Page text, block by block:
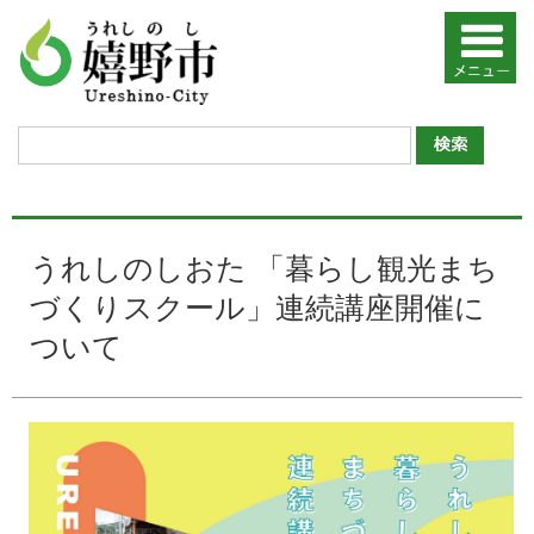
うれしのしおた 「暮らし観光まち
づくりスクール」連続講座開催に
ついて